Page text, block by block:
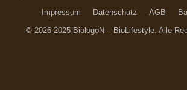
Impressum Datenschutz AGB
© 2026 2025 BiologoN – BioLifestyle. Alle